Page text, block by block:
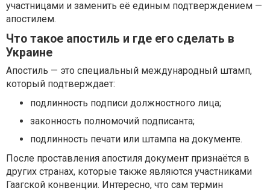
участницами и заменить её единым подтверждением —
апостилем.
Что такое апостиль и где его сделать в
Украине
Апостиль — это специальный международный штамп,
который подтверждает:
подлинность подписи должностного лица;
законность полномочий подписанта;
подлинность печати или штампа на документе.
После проставления апостиля документ признаётся в
других странах, которые также являются участниками
Гаагской конвенции. Интересно, что сам термин